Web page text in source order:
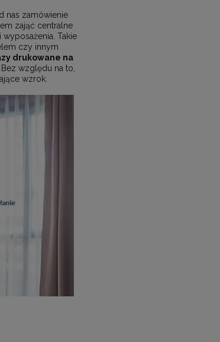
nas zamówienie
zająć centralne
Takie
czy innym
drukowane na
względu na to,
wzrok.